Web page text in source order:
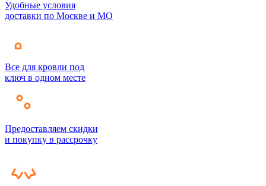
Удобные условия
доставки по Москве и МО
Все для кровли под
ключ в одном месте
Предоставляем скидки
и покупку в рассрочку